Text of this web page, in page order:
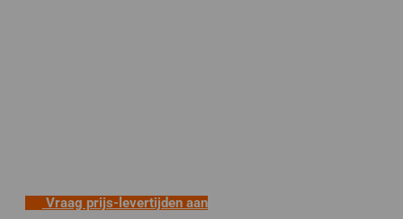
Vraag prijs-levertijden aan